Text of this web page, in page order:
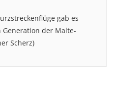
gab es
der Malte-
Scherz)